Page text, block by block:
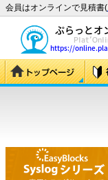
会員はオンラインで見積書(